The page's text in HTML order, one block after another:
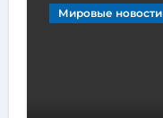
Мировые новости